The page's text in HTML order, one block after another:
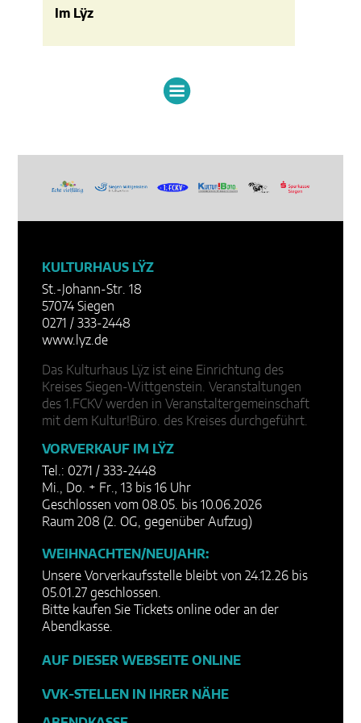
Im Lÿz
KULTURHAUS LŸZ
St.-Johann-Str. 18
57074 Siegen
0271 / 333-2448
www.lyz.de
Das Kulturhaus Lÿz ist eine Einrichtung des
Kreises Siegen-Wittgenstein. Veranstaltungen
des 1.FCKV werden in Veranstaltergemeinschaft
mit dem Kultur!Büro. des Kreises durchgeführt.
VORVERKAUF IM LŸZ
Tel.: 0271 / 333-2448
Mi., Do. + Fr., 13 bis 16 Uhr
Geschlossen vom 08.05. bis 10.06.2026
Raum 208 (2. OG, gegenüber Aufzug)
WEIHNACHTEN/NEUJAHR:
Unsere Vorverkaufsstelle bleibt von 24.12.26 bis
05.01.27 geschlossen.
Bitte kaufen Sie Tickets online oder an der
Abendkasse.
AUF DIESER WEBSEITE ONLINE
VVK-STELLEN IN IHRER NÄHE